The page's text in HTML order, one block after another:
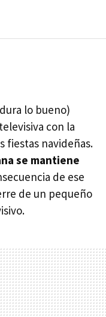
lo bueno)
con la
fiestas navideñas.
se mantiene
de ese
de un pequeño